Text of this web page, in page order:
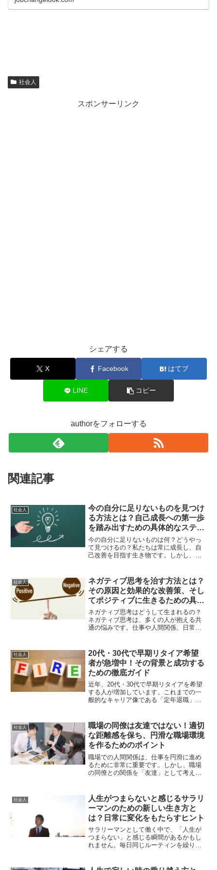
社会人
スポンサーリンク
シェアする
X Facebook はてブ
LINE コピー
authorをフォローする
関連記事
社会人
今の自分に足りないものを見つけ
る方法とは？自己成長への第一歩
を踏み出すための具体的なステッ
プを徹底解説！
今の自分に足りないものは何？どうやっ
て見つけるの？私たちは常に成長し、自
己改善を目指す生き物です。しかし、成
が必要です。「今の自分に何が足りない
のだろう？」と悩んでいる...
社会人
ネガティブ思考を治す方法とは？
その原因と効果的な改善策、そし
てポジティブに生きるための具体
的ステップを徹底解説！
ネガティブ思考はどうして生まれるの？
ネガティブ思考は、多くの人が抱える共
通の悩みです。仕事や人間関係、日常の
辛く感じられてしまいます。では、なぜ
ネガティブ思考が生まれる...
社会人
20代・30代で早期リタイア希望
者が急増中！その背景と成功する
ための徹底ガイド
近年、20代・30代で早期リタイアを希望
する人が増加しています。これまでの一
般的なキャリア像である「定年退職」で
広まりつつあります。この記事では、な
ぜこの若い世代で早期リ...
社会人
職場の同僚は友達ではない！適切
な距離感を保ち、円滑な職場環境
を作るためのポイント
職場での人間関係は、仕事を円滑に進め
るために非常に重要です。しかし、職場
の同僚との関係を「友達」として考える
場での適切な人間関係を保つための考え
方や具体的なポイントを解...
社会人
人生がつまらないと感じるサラリ
ーマンのための新しい生き方と
は？日常に変化をもたらすヒント
サラリーマンとして働く中で、「人生が
つまらない」と感じる瞬間があるかもし
れません。毎日同じルーティンを繰り返
あるでしょう。この記事では、サラリー